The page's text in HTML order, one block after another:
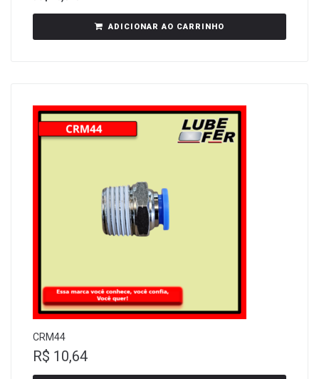
ADICIONAR AO CARRINHO
CRM44
R$ 10,64